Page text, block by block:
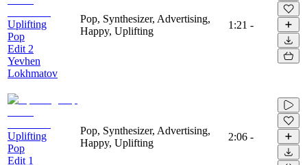
Uplifting
Pop
Edit 2
Yevhen
Lokhmatov
Pop, Synthesizer, Advertising,
Happy, Uplifting
1:21 -
Uplifting
Pop
Edit 1
Pop, Synthesizer, Advertising,
Happy, Uplifting
2:06 -